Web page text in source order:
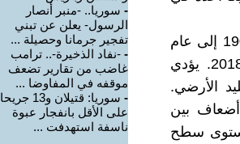
أرتفع متوسط مستوى سطح البحر العالمي بمقدار 20 سم من عام 1900 إلى عام
2018، مع تسارع قَدرهُ 3.7 ملم / سنوياً، من عام 2006 إلى عام 2018. يؤدي
الأرضي.
أضعاف بين
مستوى سطح
- سوريا.. -منبر أنصار
الرسول- يعلن عن تبني
تفجير جرمانا وحصيلة ...
- -نفاد الذخيرة-.. ترامب
غاضب من تقارير تضعف
موقفه في المفاوضا ...
-
سوريا: قتيلان و13 جريحا
على الأقل بانفجار عبوة
ناسفة استهدفت ...